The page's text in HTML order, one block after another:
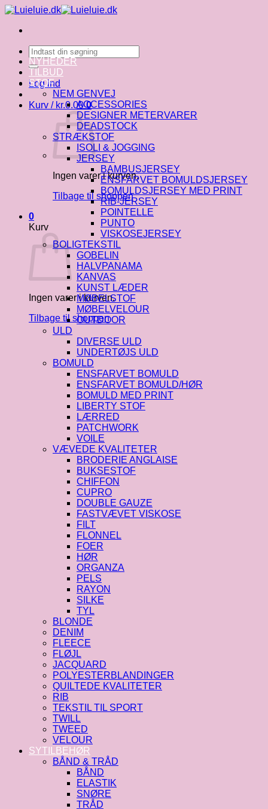
Fortsæt
indhold
Søg
efter:
Log ind
Kurv / kr.0.00 0
Ingen varer i kurven.
Tilbage til shoppen
0
Kurv
Ingen varer i kurven.
Tilbage til shoppen
NYHEDER
TILBUD
STOF
NEM GENVEJ
ACCESSORIES
DESIGNER METERVARER
DEADSTOCK
STRÆKSTOF
ISOLI & JOGGING
JERSEY
BAMBUSJERSEY
ENSFARVET BOMULDSJERSEY
BOMULDSJERSEY MED PRINT
RIB-JERSEY
POINTELLE
PUNTO
VISKOSEJERSEY
BOLIGTEKSTIL
GOBELIN
HALVPANAMA
KANVAS
KUNST LÆDER
MØBELSTOF
MØBELVELOUR
OUTDOOR
ULD
DIVERSE ULD
UNDERTØJS ULD
BOMULD
ENSFARVET BOMULD
ENSFARVET BOMULD/HØR
BOMULD MED PRINT
LIBERTY STOF
LÆRRED
PATCHWORK
VOILE
VÆVEDE KVALITETER
BRODERIE ANGLAISE
BUKSESTOF
CHIFFON
CUPRO
DOUBLE GAUZE
FASTVÆVET VISKOSE
FILT
FLONNEL
FOER
HØR
ORGANZA
PELS
RAYON
SILKE
TYL
BLONDE
DENIM
FLEECE
FLØJL
JACQUARD
POLYESTERBLANDINGER
QUILTEDE KVALITETER
RIB
TEKSTIL TIL SPORT
TWILL
TWEED
VELOUR
SYTILBEHØR
BÅND & TRÅD
BÅND
ELASTIK
SNØRE
TRÅD